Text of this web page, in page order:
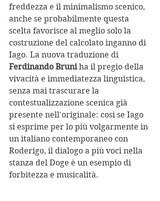
freddezza e il minimalismo scenico,
anche se probabilmente questa
scelta favorisce al meglio solo la
costruzione del calcolato inganno di
Iago. La nuova traduzione di
Ferdinando Bruni ha il pregio della
vivacità e immediatezza linguistica,
senza mai trascurare la
contestualizzazione scenica già
presente nell'originale: così se Iago
si esprime per lo più volgarmente in
un italiano contemporaneo con
Roderigo, il dialogo a più voci nella
stanza del Doge è un esempio di
forbitezza e musicalità.